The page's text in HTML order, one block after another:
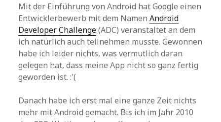
Mit der Einführung von Android hat Google einen
Entwicklerbewerb mit dem NamenAndroid
Developer Challenge(ADC) veranstaltet an dem
ich natürlich auch teilnehmen musste. Gewonnen
habe ich leider nichts, was vermutlich daran
gelegen hat, dass meine App nicht so ganz fertig
geworden ist. :'(
Danach habe ich erst mal eine ganze Zeit nichts
mehr mit Android gemacht. Bis ich im Jahr 2010